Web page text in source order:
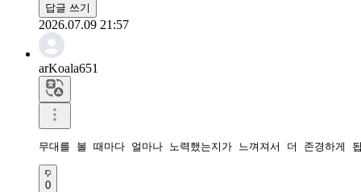
답글 쓰기
2026.07.09 21:57
arKoala651
무대를 볼 때마다 얼마나 노력했는지가 느껴져서 더 존경하게
0